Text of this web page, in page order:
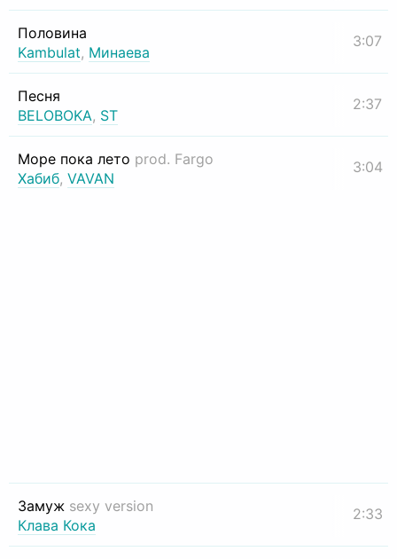
Половина
Kambulat, Минаева
3:07
Песня
BELOBOKA, ST
2:37
Море пока лето prod. Fargo
Хабиб, VAVAN
3:04
Замуж sexy version
Клава Кока
2:33